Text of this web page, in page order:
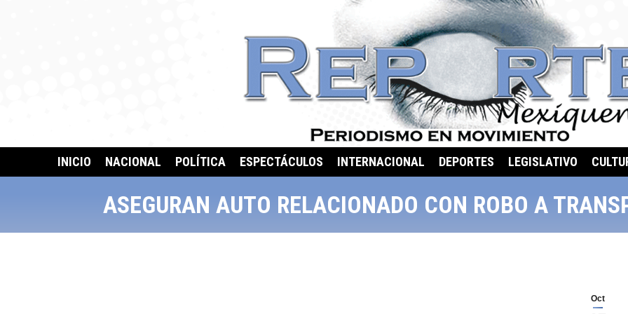
INICIO NACIONAL POLÍTICA ESPECTÁCULOS INTERNACIONAL DEPORTES LEGISLATIVO
ASEGURAN AUTO RELACIONADO CON ROBO A
Oct